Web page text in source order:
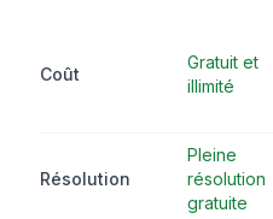
Coût
Gratuit et
illimité
Résolution
Pleine
résolution
gratuite